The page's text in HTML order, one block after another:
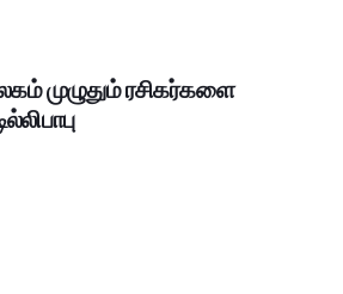
முழுதும் ரசிகர்களை